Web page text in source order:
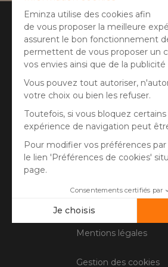
Aide
Suivre ma commande
Faire un retour
Questions fréquentes
Information livraison
Mentions légales
Gestion des cookies